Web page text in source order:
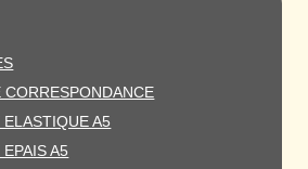
CORRESPONDANCE
A5
A5